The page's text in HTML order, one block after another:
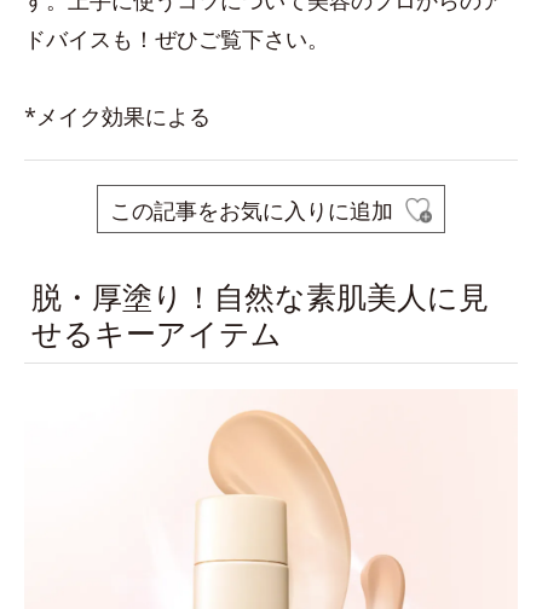
ドバイスも！ぜひご覧下さい。
*メイク効果による
この記事をお気に入りに追加
脱・厚塗り！自然な素肌美人に見
せるキーアイテム